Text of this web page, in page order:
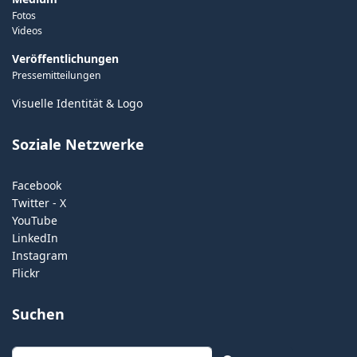
Fotos
Videos
Veröffentlichungen
Pressemitteilungen
Visuelle Identität & Logo
Soziale Netzwerke
Facebook
Twitter - X
YouTube
LinkedIn
Instagram
Flickr
Suchen